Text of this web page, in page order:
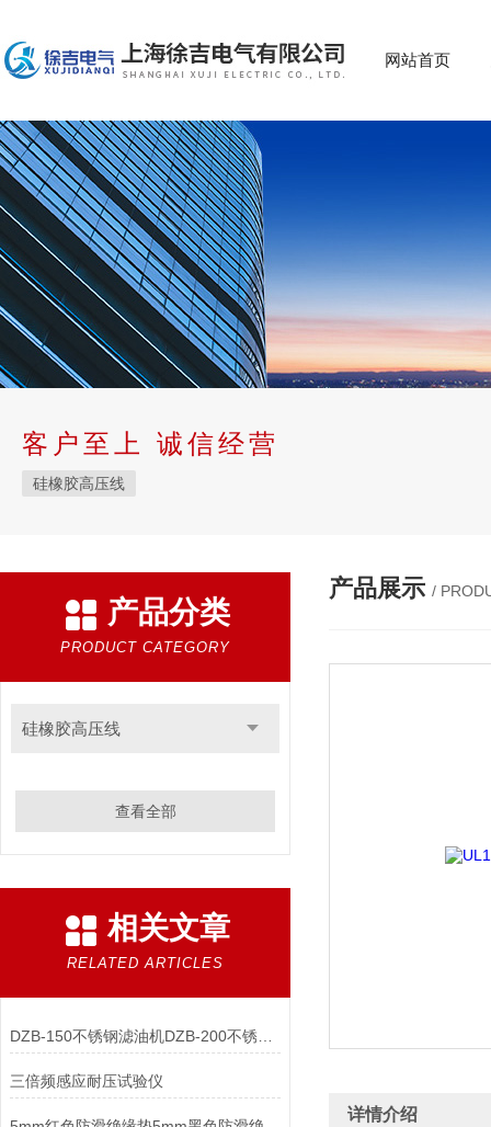
网站首页
客户至上 诚信经营
硅橡胶高压线
产品分类
PRODUCT CATEGORY
硅橡胶高压线
查看全部
相关文章
RELATED ARTICLES
三倍频感应耐压试验仪
产品展示 /
详情介绍